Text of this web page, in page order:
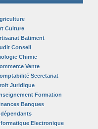
Culture
Batiment
Conseil
Chimie
Vente
Secretariat
Juridique
Formation
Banques
Electronique